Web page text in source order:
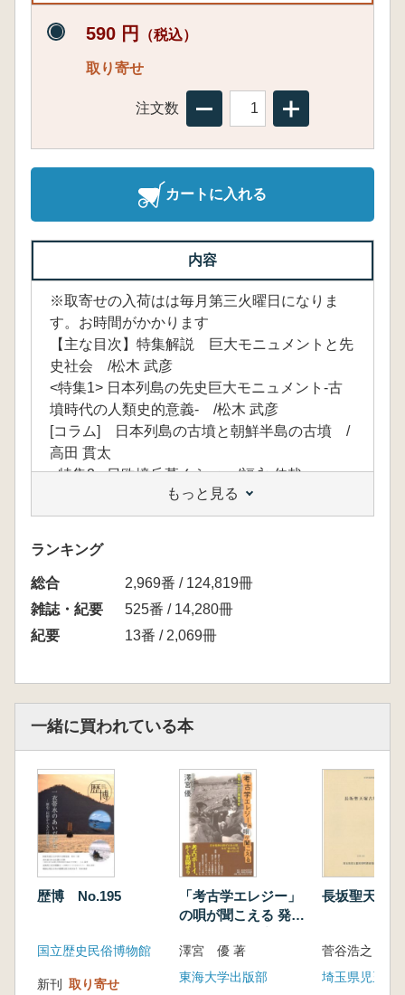
590 円 （税込）
取り寄せ
注文数
カートに入れる
内容
※取寄せの入荷はは毎月第三火曜日になりま
す。お時間がかかります
【主な目次】特集解説 巨大モニュメントと先
史社会 /松木 武彦
<特集1> 日本列島の先史巨大モニュメント-古
墳時代の人類史的意義- /松木 武彦
[コラム] 日本列島の古墳と朝鮮半島の古墳 /
高田 貫太
<特集2> 日欧墳丘墓くらべ /福永 伸哉
<特集3> 北アメリカ先史時代におけるモニュメ
ントと社会 /佐々木 憲一
<特集4> 巨大建造物は最初から巨大であったの
か-アンデス・マヤ・西アジアからの視点- /関
雄二
[コラム] 中国皇帝陵 /上野 祥史
もっと見る
ランキング
総合
2,969番 / 124,819冊
雑誌・紀要
525番 / 14,280冊
紀要
13番 / 2,069冊
一緒に買われている本
歴博 No.195
国立歴史民俗博物館
新刊 取り寄せ
「考古学エレジー」
の唄が聞こえる 発掘
澤宮 優 著
東海大学出版部
長坂聖天塚